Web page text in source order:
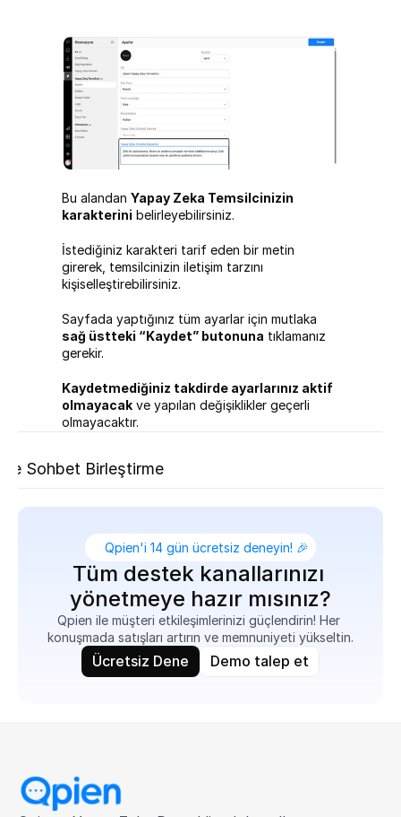
Bu alandan Yapay Zeka Temsilcinizin
karakterini belirleyebilirsiniz.
İstediğiniz karakteri tarif eden bir metin
girerek, temsilcinizin iletişim tarzını
kişiselleştirebilirsiniz.
sağ üstteki “Kaydet” butonuna tıklamanız
gerekir.
Kaydetmediğiniz takdirde ayarlarınız aktif
olmayacak ve yapılan değişiklikler geçerli
olmayacaktır.
ve Sohbet Birleştirme
Qpien'i 14 gün ücretsiz deneyin! 🎉
Tüm destek kanallarınızı
yönetmeye hazır mısınız?
Qpien ile müşteri etkileşimlerinizi güçlendirin! Her
konuşmada satışları artırın ve memnuniyeti yükseltin.
Ücretsiz Dene Demo talep et